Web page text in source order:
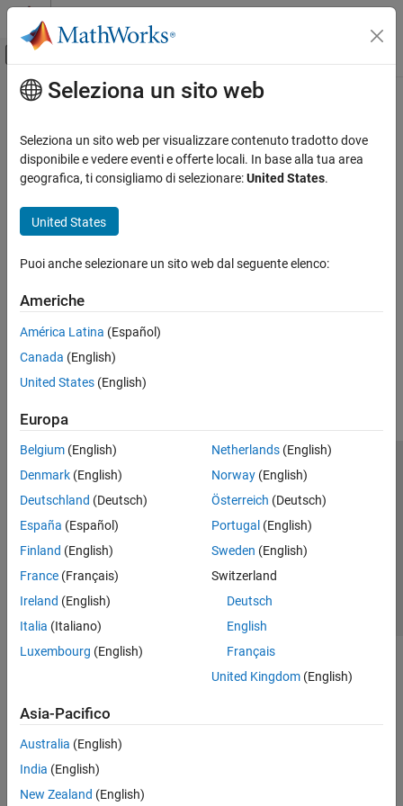
Vai al contenuto
Attiva/disattiva menu di navigazione
Pagina iniziale della documentazione
Contenuto principale
Seleziona un sito web
Seleziona un sito web per visualizzare contenuto tradotto dove
disponibile e vedere eventi e offerte locali. In base alla tua area
geografica, ti consigliamo di selezionare:United States.
United States
Puoi anche selezionare un sito web dal seguente elenco:
Americhe
América Latina (Español)
Canada (English)
United States (English)
Europa
Belgium (English)
Denmark (English)
Deutschland (Deutsch)
España (Español)
Finland (English)
France (Français)
Ireland (English)
Italia (Italiano)
Luxembourg (English)
Netherlands(English)
Norway(English)
Österreich (Deutsch)
Portugal (English)
Sweden (English)
Switzerland
Deutsch
English
Français
United Kingdom(English)
Asia-Pacifico
Australia (English)
India (English)
New Zealand (English)
Centro di fiducia
Informativa sulla privacy
Antipirateria
Stato dell'applicazione
Contatti
© 1994-2026 The MathWorks, Inc.